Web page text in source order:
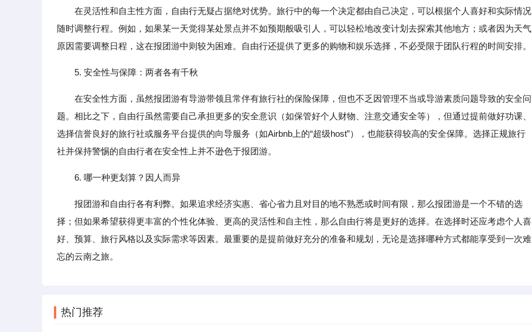
在灵活性和自主性方面，自由行无疑占据绝对优势。旅行中的每一个决定都由自己决定，可以根据个人喜好和实际情况
随时调整行程。例如，如果某一天觉得某处景点并不如预期般吸引人，可以轻松地改变计划去探索其他地方；或者因为天气
原因需要调整日程，这在报团游中则较为困难。自由行还提供了更多的购物和娱乐选择，不必受限于团队行程的时间安排。
5. 安全性与保障：两者各有千秋
在安全性方面，虽然报团游有导游带领且常伴有旅行社的保险保障，但也不乏因管理不当或导游素质问题导致的安全问
题。相比之下，自由行虽然需要自己承担更多的安全意识（如保管好个人财物、注意交通安全等），但通过提前做好功课、
选择信誉良好的旅行社或服务平台提供的向导服务（如Airbnb上的“超级host”），也能获得较高的安全保障。选择正规旅行
社并保持警惕的自由行者在安全性上并不逊色于报团游。
6. 哪一种更划算？因人而异
报团游和自由行各有利弊。如果追求经济实惠、省心省力且对目的地不熟悉或时间有限，那么报团游是一个不错的选
择；但如果希望获得更丰富的个性化体验、更高的灵活性和自主性，那么自由行将是更好的选择。在选择时还应考虑个人喜
好、预算、旅行风格以及实际需求等因素。最重要的是提前做好充分的准备和规划，无论是选择哪种方式都能享受到一次难
忘的云南之旅。
热门推荐